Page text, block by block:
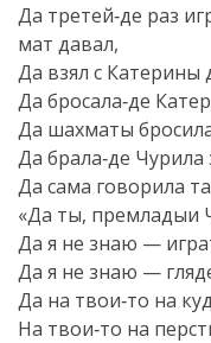
Да третей‑де раз
мат давал,
Да взял с Катерины
Да бросала‑де
Да шахматы
Да брала‑де Чурила
Да сама говорила
«Да ты, премладыи
Да я не знаю —
Да я не знаю —
Да на твои‑то на
На твои‑то на